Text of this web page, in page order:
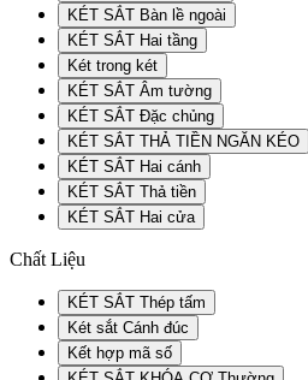
KÉT SẮT Bàn lề ngoài
KÉT SẮT Hai tầng
Két trong két
KÉT SẮT Âm tường
KÉT SẮT Đặc chủng
KÉT SẮT THẢ TIỀN NGĂN KÉO
KÉT SẮT Hai cánh
KÉT SẮT Thả tiền
KÉT SẮT Hai cửa
Chất Liệu
KÉT SẮT Thép tấm
Két sắt Cánh đúc
Kết hợp mã số